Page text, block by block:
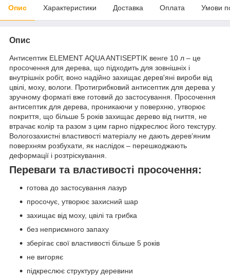
Опис Характеристики Доставка Оплата Умови
Опис
Антисептик ELEMENT AQUA ANTISEPTIK венге 10 л – це
просочення для дерева, що підходить для зовнішніх і
внутрішніх робіт, воно надійно захищає дерев'яні вироби від
цвілі, моху, вологи. Протигрибковий антисептик для дерева у
зручному форматі вже готовий до застосування. Просочення
антисептик для дерева, проникаючи у поверхню, утворює
покриття, що більше 5 років захищає дерево від гниття, не
втрачає колір та разом з цим гарно підкреслює його текстуру.
Вологозахистні властивості матеріалу не дають дерев’яним
поверхням розбухати, як наслідок – перешкоджають
деформації і розтріскування.
Переваги та властивості просочення:
готова до застосування лазур
просочує, утворює захисний шар
захищає від моху, цвілі та грибка
без неприємного запаху
зберігає свої властивості більше 5 років
не вигоряє
підкреслює структуру деревини